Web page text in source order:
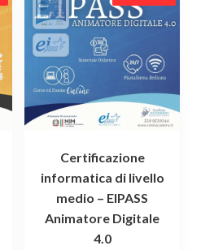
Certificazione
informatica di livello
medio – EIPASS
Animatore Digitale
4.0